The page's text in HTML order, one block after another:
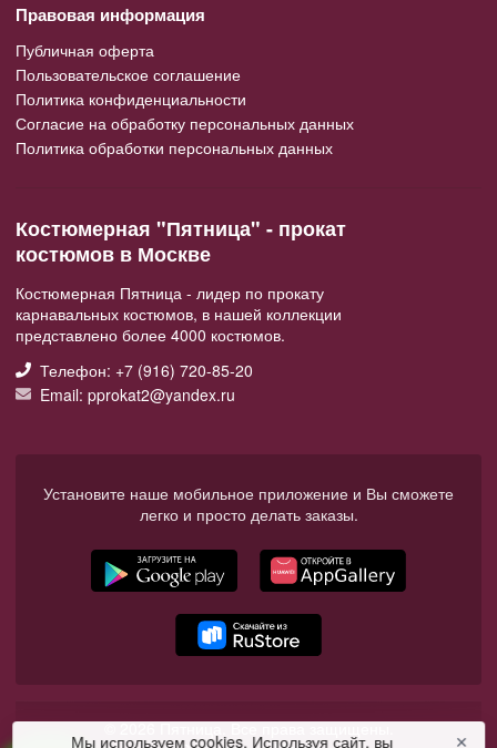
Правовая информация
Публичная оферта
Пользовательское соглашение
Политика конфиденциальности
Согласие на обработку персональных данных
Политика обработки персональных данных
Костюмерная "Пятница" - прокат
костюмов в Москве
Костюмерная Пятница - лидер по прокату
карнавальных костюмов, в нашей коллекции
представлено более 4000 костюмов.
Телефон: +7 (916) 720-85-20
Email: pprokat2@yandex.ru
Установите наше мобильное приложение и Вы сможете
легко и просто делать заказы.
© 2026 Пятница. Все права защищены.
Мы используем cookies. Используя сайт, вы ✕